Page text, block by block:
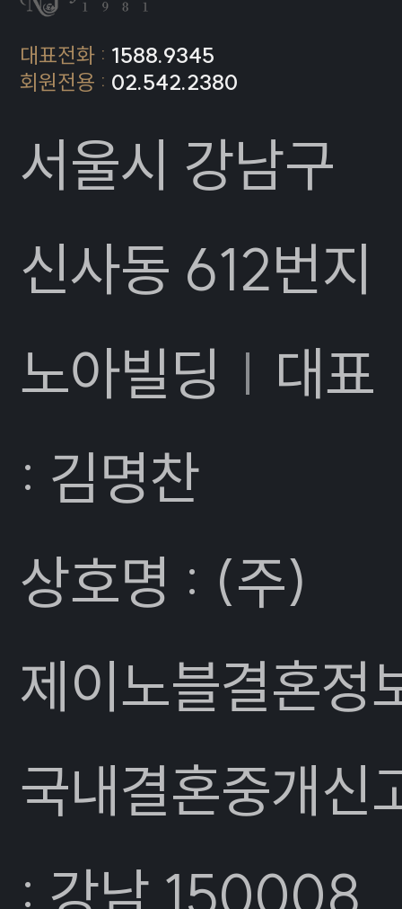
대표전화 : 1588.9345
회원전용 : 02.542.2380
서울시 강남구
신사동 612번지
노아빌딩 | 대표
: 김명찬
상호명 : (주)
제이노블결혼정
국내결혼중개신